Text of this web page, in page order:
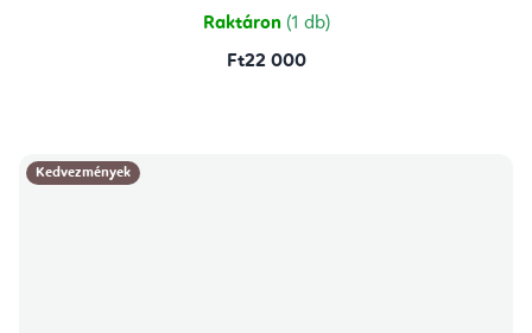
csillag.
Raktáron (1 db)
Ft22 000
Kedvezmények